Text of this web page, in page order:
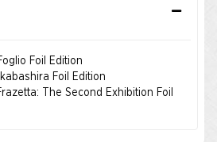
Foil Edition
Foil Edition
The Second Exhibition Foil